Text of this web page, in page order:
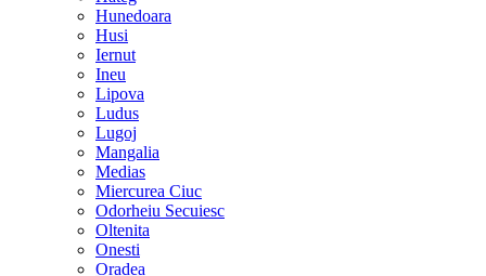
Hunedoara
Husi
Iernut
Ineu
Lipova
Ludus
Lugoj
Mangalia
Medias
Miercurea Ciuc
Odorheiu Secuiesc
Oltenita
Onesti
Oradea